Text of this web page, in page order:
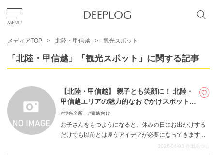
エリア
メディアTOP 北陸・甲信越 観光スポット
「北陸・甲信越」「観光スポット」に関する記事
【北陸・甲信越】 親子とも笑顔に！ 北陸・
甲信越エリアの魅力的なおでかけスポット6
選観光名所 家族向け
お子さんをもつようになると、休みの日にお出かけする
だけでも以前とは違うアイデアが必要になってきます。
親子で楽しめる場所をうまく選べないと、「親だけが楽
しくて子供は何だかつまらなさそう」なんてことになり
2026-04-03 香田あつし